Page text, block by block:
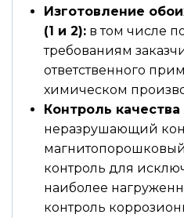
Изготовление
(1 и 2): в том числе
требованиям
ответственного
химическом
Контроль
неразрушающий
контроль для
наиболее
контроль